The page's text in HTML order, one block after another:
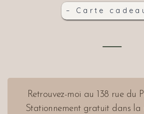
– Carte
Retrouvez-moi au 138 rue du
Stationnement gratuit dans la